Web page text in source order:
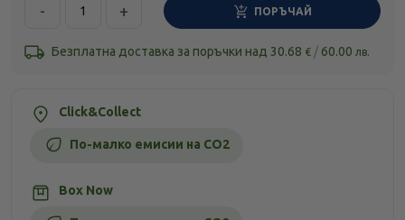
- + ПОРЪЧАЙ
Безплатна доставка за поръчки над 30.68 € / 60.00 лв.
Click&Collect
По-малко емисии на CO2
Box Now